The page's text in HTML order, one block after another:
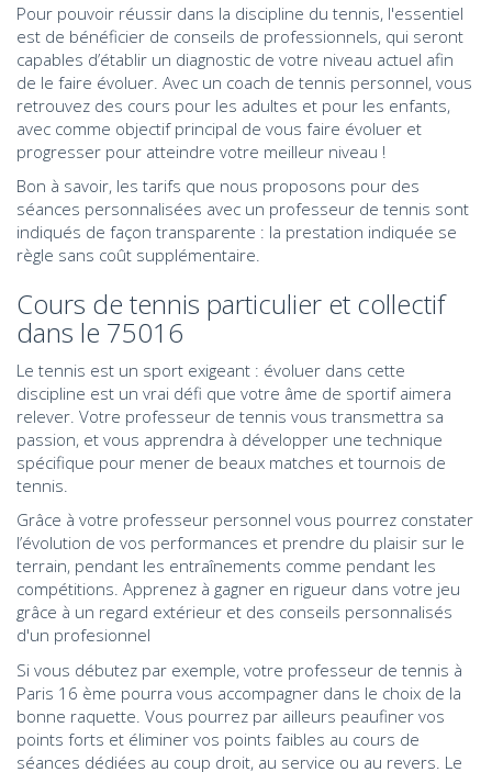
Pour pouvoir réussir dans la discipline du tennis, l'essentiel
est de bénéficier de conseils de professionnels, qui seront
capables d’établir un diagnostic de votre niveau actuel afin
de le faire évoluer. Avec un coach de tennis personnel, vous
retrouvez des cours pour les adultes et pour les enfants,
avec comme objectif principal de vous faire évoluer et
progresser pour atteindre votre meilleur niveau !
Bon à savoir, les tarifs que nous proposons pour des
séances personnalisées avec un professeur de tennis sont
indiqués de façon transparente : la prestation indiquée se
règle sans coût supplémentaire.
Cours de tennis particulier et collectif
dans le 75016
Le tennis est un sport exigeant : évoluer dans cette
discipline est un vrai défi que votre âme de sportif aimera
relever. Votre professeur de tennis vous transmettra sa
passion, et vous apprendra à développer une technique
spécifique pour mener de beaux matches et tournois de
tennis.
Grâce à votre professeur personnel vous pourrez constater
l’évolution de vos performances et prendre du plaisir sur le
terrain, pendant les entraînements comme pendant les
compétitions. Apprenez à gagner en rigueur dans votre jeu
grâce à un regard extérieur et des conseils personnalisés
d'un profesionnel
Si vous débutez par exemple, votre professeur de tennis à
Paris 16 ème pourra vous accompagner dans le choix de la
bonne raquette. Vous pourrez par ailleurs peaufiner vos
points forts et éliminer vos points faibles au cours de
séances dédiées au coup droit, au service ou au revers. Le